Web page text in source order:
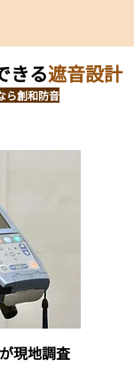
きる遮音設計
ら創和防音
現地調査